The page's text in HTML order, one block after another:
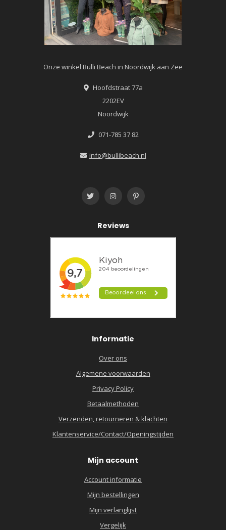
Onze winkel Bulli Beach in Noordwijk aan Zee
Hoofdstraat 77a
2202EV
Noordwijk
071-785 37 82
info@bullibeach.nl
Reviews
Informatie
Over ons
Algemene voorwaarden
Privacy Policy
Betaalmethoden
Verzenden, retourneren & klachten
Klantenservice/Contact/Openingstijden
Mijn account
Account informatie
Mijn bestellingen
Mijn verlanglijst
Vergelijk